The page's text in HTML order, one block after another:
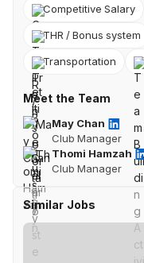
Competitive Salary
THR / Bonus system
Transportation
Meet the Team
May Chan
Club Manager
Thomi Hamzah
Club Manager
Similar Jobs